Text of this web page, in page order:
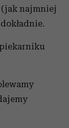
(jak najmniej